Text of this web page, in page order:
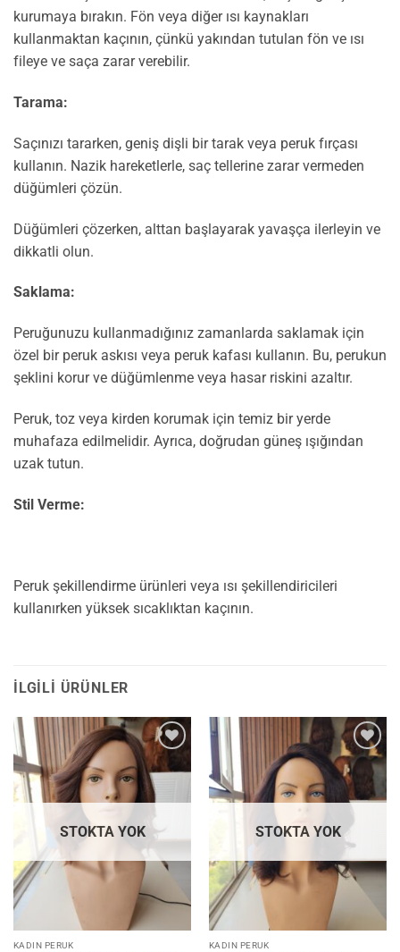
kurumaya bırakın. Fön veya diğer ısı kaynakları
kullanmaktan kaçının, çünkü yakından tutulan fön ve ısı
fileye ve saça zarar verebilir.
Tarama:
Saçınızı tararken, geniş dişli bir tarak veya peruk fırçası
kullanın. Nazik hareketlerle, saç tellerine zarar vermeden
düğümleri çözün.
Düğümleri çözerken, alttan başlayarak yavaşça ilerleyin ve
dikkatli olun.
Saklama:
Peruğunuzu kullanmadığınız zamanlarda saklamak için
özel bir peruk askısı veya peruk kafası kullanın. Bu, perukun
şeklini korur ve düğümlenme veya hasar riskini azaltır.
Peruk, toz veya kirden korumak için temiz bir yerde
muhafaza edilmelidir. Ayrıca, doğrudan güneş ışığından
uzak tutun.
Stil Verme:
Peruk şekillendirme ürünleri veya ısı şekillendiricileri
kullanırken yüksek sıcaklıktan kaçının.
İLGILI ÜRÜNLER
İstek
Listesine
Ekle
STOKTA YOK
KADIN PERUK
İstek
Listesine
Ekle
STOKTA YOK
KADIN PERUK